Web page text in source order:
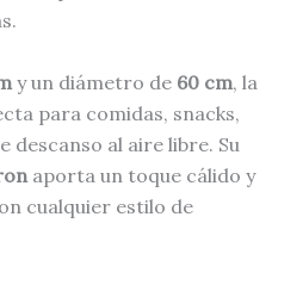
y un diámetro de 60 cm, la
para comidas, snacks,
descanso al aire libre. Su
aporta un toque cálido y
cualquier estilo de